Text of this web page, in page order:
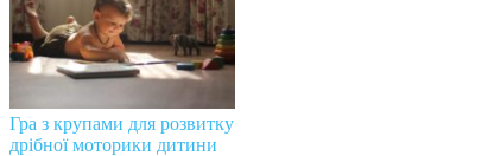
Гра з крупами для розвитку
дрібної моторики дитини